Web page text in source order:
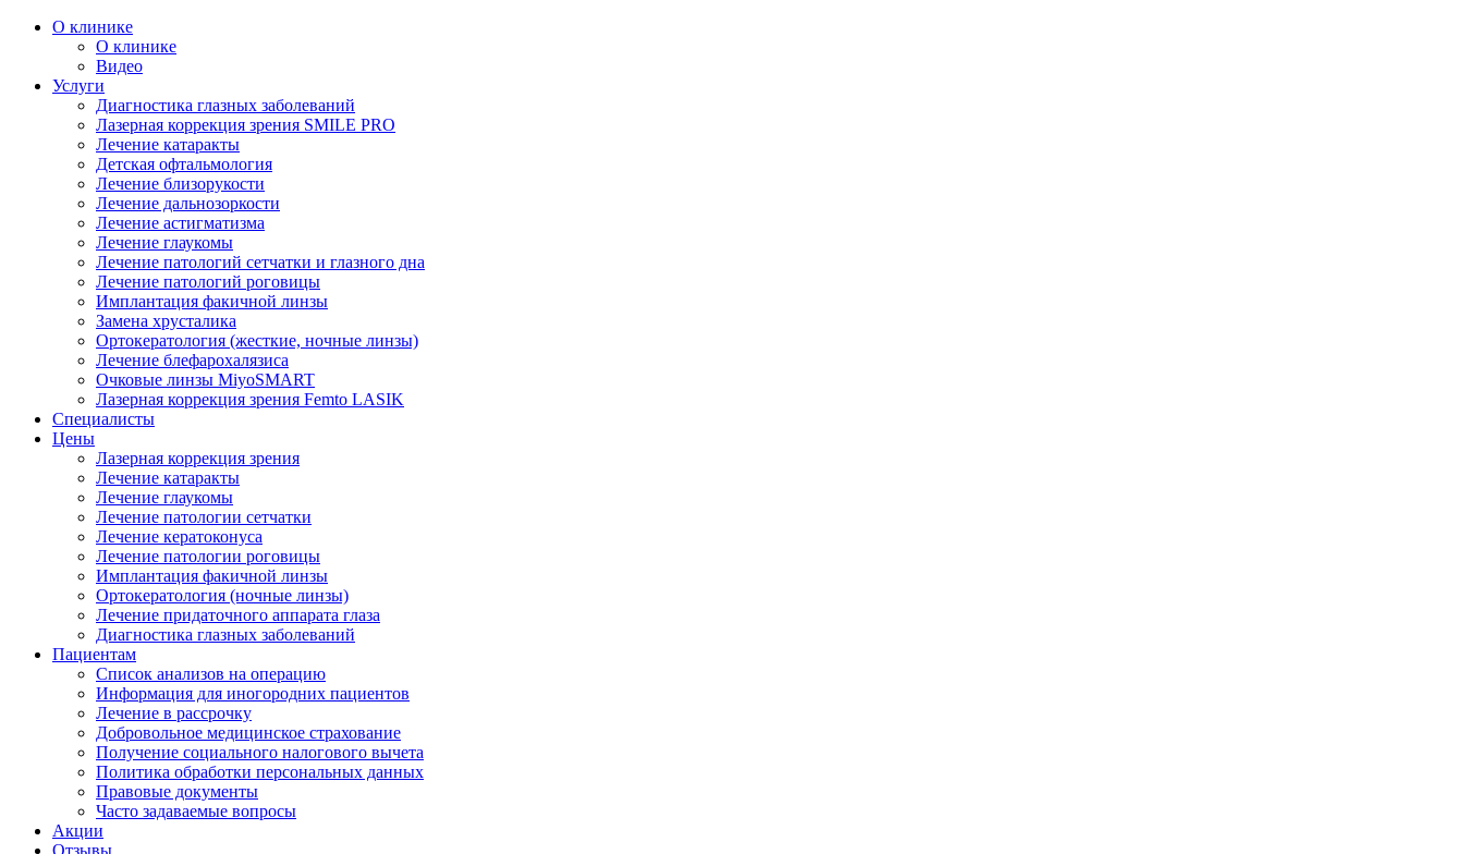
О клинике
О клинике
Видео
Услуги
Диагностика глазных заболеваний
Лазерная коррекция зрения SMILE PRO
Лечение катаракты
Детская офтальмология
Лечение близорукости
Лечение дальнозоркости
Лечение астигматизма
Лечение глаукомы
Лечение патологий сетчатки и глазного дна
Лечение патологий роговицы
Имплантация факичной линзы
Замена хрусталика
Ортокератология (жесткие, ночные линзы)
Лечение блефарохалязиса
Очковые линзы MiyoSMART
Лазерная коррекция зрения Femto LASIK
Специалисты
Цены
Лазерная коррекция зрения
Лечение катаракты
Лечение глаукомы
Лечение патологии сетчатки
Лечение кератоконуса
Лечение патологии роговицы
Имплантация факичной линзы
Ортокератология (ночные линзы)
Лечение придаточного аппарата глаза
Диагностика глазных заболеваний
Пациентам
Список анализов на операцию
Информация для иногородних пациентов
Лечение в рассрочку
Добровольное медицинское страхование
Получение социального налогового вычета
Политика обработки персональных данных
Правовые документы
Часто задаваемые вопросы
Акции
Отзывы